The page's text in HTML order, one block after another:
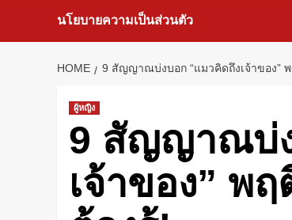
นโยบายความเป็นส่วนตัว
HOME 9 สัญญาณบ่งบอก “แมวคิดถึงเจ้าของ”
ผู้หญิง
9 สัญญาณบ่
เจ้าของ” พ